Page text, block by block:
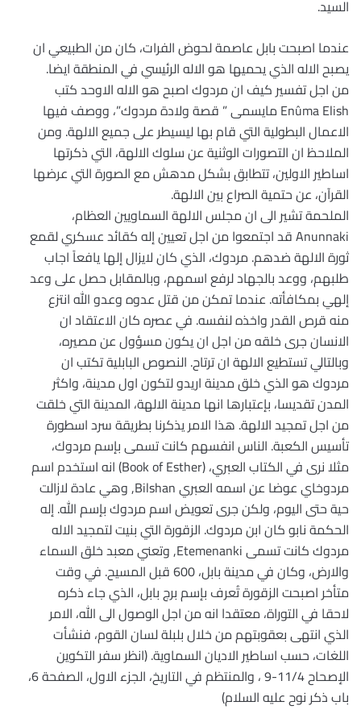
السيد.
عندما اصبحت بابل عاصمة لحوض الفرات، كان من الطبيعي ان
يصبح الاله الذي يحميها هو الاله الرئيسي في المنطقة ايضا.
من اجل تفسير كيف ان مردوك اصبح هو الاله الاوحد كتب
Enûma Elish مايسمى ” قصة ولادة مردوك”، ووصف فيها
الاعمال البطولية التي قام بها ليسيطر على جميع الالهة. ومن
الملاحظ ان التصورات الوثنية عن سلوك الالهة، التي ذكرتها
اساطير الاولين، تتطابق بشكل مدهش مع الصورة التي عرضها
القرآن، عن حتمية الصراع بين الالهة.
الملحمة تشير الى ان مجلس الالهة السماويين العظام،
Anunnaki قد اجتمعوا من اجل تعيين إله كقائد عسكري لقمع
ثورة الالهة ضدهم. مردوك، الذي كان لايزال إلها يافعاً اجاب
طلبهم، ووعد بالجهاد لرفع اسمهم، وبالمقابل حصل على وعد
إلهي بمكافأته. عندما تمكن من قتل عدوه وعدو الله انتزع
منه قرص القدر واخذه لنفسه. في عصره كان الاعتقاد ان
الانسان جرى خلقه من اجل ان يكون مسؤول عن مصيره،
وبالتالي تستطيع الالهة ان ترتاح. النصوص البابلية تكتب ان
مردوك هو الذي خلق مدينة اريدو لتكون اول مدينة، واكثر
المدن تقديسا، بإعتبارها انها مدينة الالهة، المدينة التي خلقت
من اجل تمجيد الالهة. هذا الامر يذكرنا بطريقة سرد اسطورة
تأسيس الكعبة. الناس انفسهم كانت تسمى بإسم مردوك،
مثلا نرى في الكتاب العبري، (Book of Esther) انه استخدم اسم
مردوخاي عوضا عن اسمه العبري Bilshan, وهي عادة لازالت
حية حتى اليوم، ولكن جرى تعويض اسم مردوك بإسم الله. إله
الحكمة نابو كان ابن مردوك. الزقورة التي بنيت لتمجيد الاله
مردوك كانت تسمى Etemenanki, وتعني معبد خلق السماء
والارض، وكان في مدينة بابل، 600 قبل المسيح. في وقت
متأخر اصبحت الزقورة تُعرف بإسم برج بابل، الذي جاء ذكره
لاحقا في التوراة، معتقدا انه من اجل الوصول الى الله، الامر
الذي انتهى بعقوبتهم من خلال بلبلة لسان القوم، فنشأت
اللغات، حسب اساطير الاديان السماوية. (انظر سفر التكوين
الإصحاح 11/4-9 ، والمنتظم في التاريخ، الجزء الاول، الصفحة 6،
باب ذكر نوح عليه السلام)